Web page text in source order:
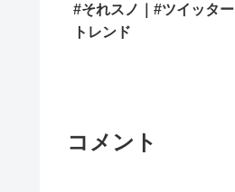
#それスノ｜#ツイッター
トレンド
コメント